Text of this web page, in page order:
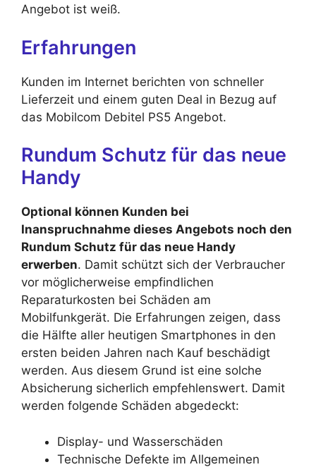
Angebot ist weiß.
Erfahrungen
Kunden im Internet berichten von schneller
Lieferzeit und einem guten Deal in Bezug auf
das Mobilcom Debitel PS5 Angebot.
Rundum Schutz für das neue
Handy
Optional können Kunden bei
Inanspruchnahme dieses Angebots noch den
Rundum Schutz für das neue Handy
erwerben. Damit schützt sich der Verbraucher
vor möglicherweise empfindlichen
Reparaturkosten bei Schäden am
Mobilfunkgerät. Die Erfahrungen zeigen, dass
die Hälfte aller heutigen Smartphones in den
ersten beiden Jahren nach Kauf beschädigt
werden. Aus diesem Grund ist eine solche
Absicherung sicherlich empfehlenswert. Damit
werden folgende Schäden abgedeckt:
Display- und Wasserschäden
Technische Defekte im Allgemeinen